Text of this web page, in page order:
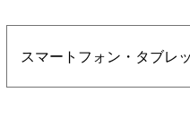
スマートフォン・タブレ